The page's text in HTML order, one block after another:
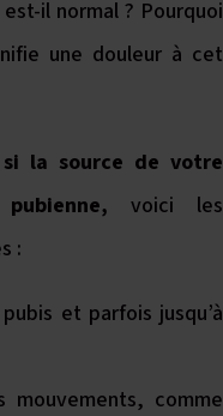
il normal ? Pourquoi
une douleur à cet
la source de votre
pubienne,voici les
:
et parfois jusqu’à
comme